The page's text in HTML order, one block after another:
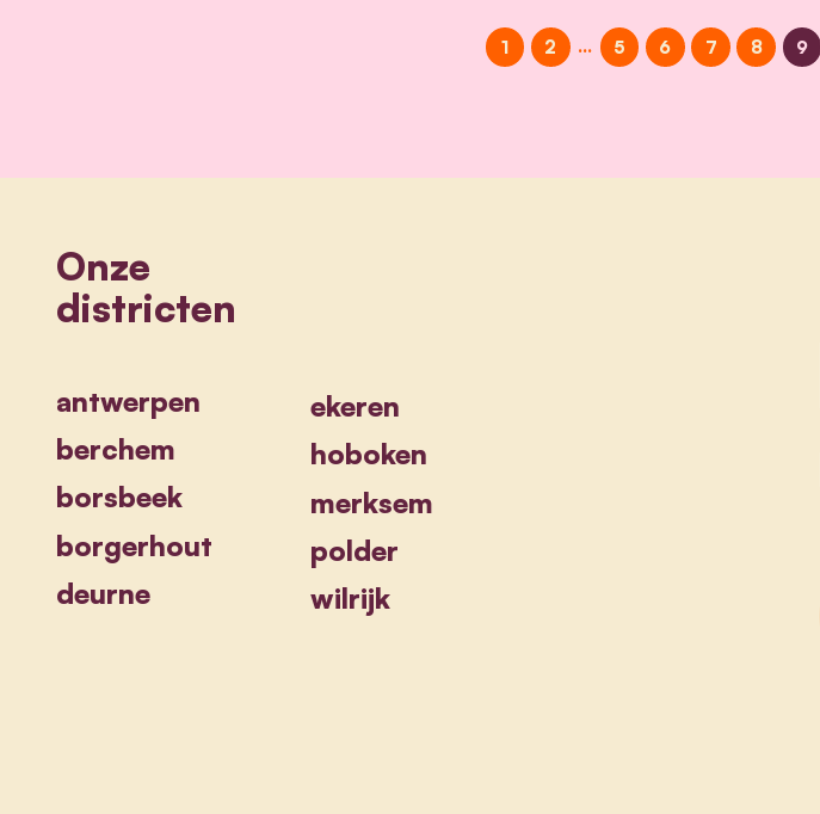
1 2 … 5 6 7 8 9
Onze
districten
antwerpen
berchem
borsbeek
borgerhout
deurne
ekeren
hoboken
merksem
polder
wilrijk